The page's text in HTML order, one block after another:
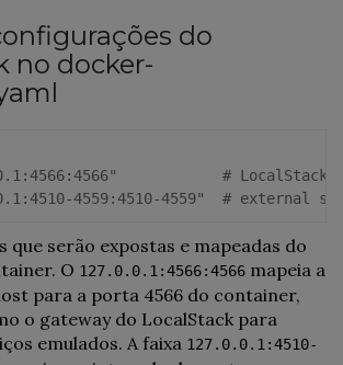
do
no docker-
.1 :4566:4566"
            #
LocalStack
.1 :4510-4559:4510-4559"
  #
external
que serão expostas e mapeadas do
O 127.0.0.1:4566:4566 mapeia a
para a porta 4566 do container,
o gateway do LocalStack para
emulados. A faixa 127.0.0.1:4510-